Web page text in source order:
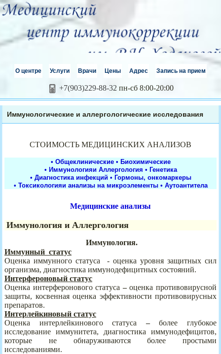
О центре Услуги Врачи Цены Адрес Запись на прием
+7(903)229-88-32 пн-сб 8:00-20:00
Иммунологические и аллергологические исследования
СТОИМОСТЬ МЕДИЦИНСКИХ АНАЛИЗОВ
• Общеклинические • Биохимические
• Иммунологияи Аллергология • Генетика
• Диагностика инфекций • Гормоны, онкомаркеры
• Токсикологияи анализы на микроэлементы • Аутоантитела
Медицинские анализы
Иммунология и Аллергология
Иммунология.
Иммунный статус
Оценка иммунного статуса
- оценка уровня защитных сил
организма, диагностика иммунодефицитных состояний.
Интерфероновый статус
Оценка интерферонового статуса –оценка противовирусной
защиты, косвенная оценка эффективности противовирусных
препаратов.
Интерлейкиновый статус
Оценка интерлейкинового статуса –более глубокое
исследование иммунитета, диагностика иммунодефицитов,
которые не обнаруживаются более простыми
исследованиями.